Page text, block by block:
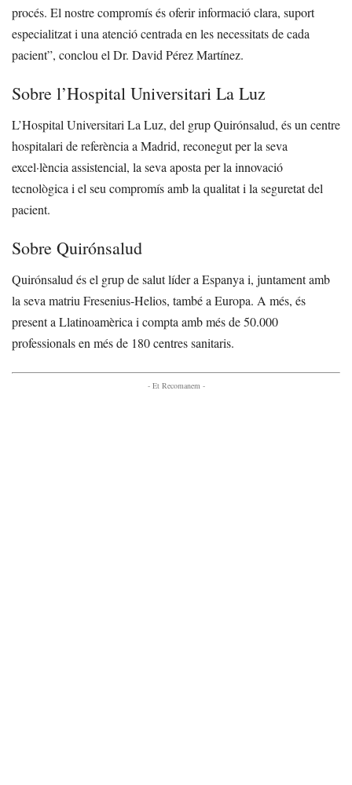
procés. El nostre compromís és oferir informació clara, suport
especialitzat i una atenció centrada en les necessitats de cada
pacient”, conclou el Dr. David Pérez Martínez.
Sobre l’Hospital Universitari La Luz
L’Hospital Universitari La Luz, del grup Quirónsalud, és un centre
hospitalari de referència a Madrid, reconegut per la seva
excel·lència assistencial, la seva aposta per la innovació
tecnològica i el seu compromís amb la qualitat i la seguretat del
pacient.
Sobre Quirónsalud
Quirónsalud és el grup de salut líder a Espanya i, juntament amb
la seva matriu Fresenius-Helios, també a Europa. A més, és
present a Llatinoamèrica i compta amb més de 50.000
professionals en més de 180 centres sanitaris.
- Et Recomanem -